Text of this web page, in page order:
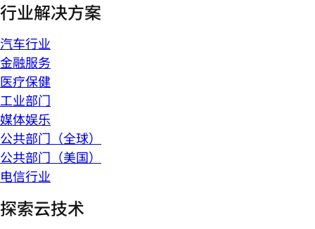
行业解决方案
汽车行业
金融服务
医疗保健
工业部门
媒体娱乐
公共部门（全球）
公共部门（美国）
电信行业
探索云技术